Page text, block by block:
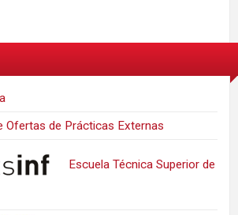
Ofertas de Prácticas Externas
Escuela Técnica Superior de